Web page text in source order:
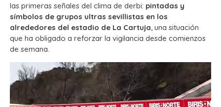
las primeras señales del clima de derbi: pintadas y
símbolos de grupos ultras sevillistas en los
alrededores del estadio de La Cartuja , una situación
que ha obligado a reforzar la vigilancia desde comienzos
de semana.